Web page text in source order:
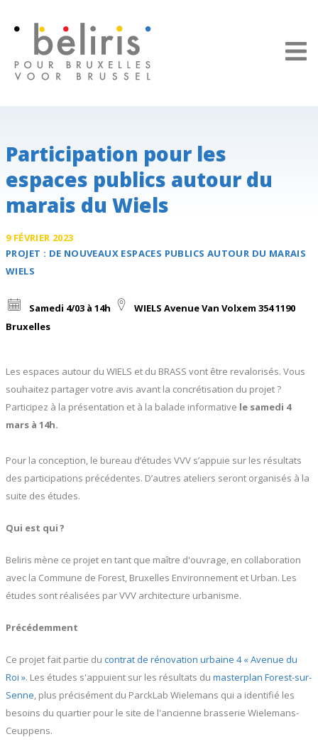
Participation pour les
espaces publics autour du
marais du Wiels
9 FÉVRIER 2023
PROJET : DE NOUVEAUX ESPACES PUBLICS AUTOUR DU MARAIS
WIELS
Samedi 4/03 à 14h
WIELS Avenue Van Volxem 354 1190
Bruxelles
Les espaces autour du WIELS et du BRASS vont être revalorisés. Vous
souhaitez partager votre avis avant la concrétisation du projet ?
Participez à la présentation et à la balade informative le samedi 4
mars à 14h.
Pour la conception, le bureau d’études VVV s’appuie sur les résultats
des participations précédentes. D’autres ateliers seront organisés à la
suite des études.
Qui est qui ?
Beliris mène ce projet en tant que maître d'ouvrage, en collaboration
avec la Commune de Forest, Bruxelles Environnement et Urban. Les
études sont réalisées par VVV architecture urbanisme.
Précédemment
Ce projet fait partie du contrat de rénovation urbaine 4 « Avenue du
Roi ». Les études s'appuient sur les résultats du masterplan Forest-sur-
Senne, plus précisément du ParckLab Wielemans qui a identifié les
besoins du quartier pour le site de l'ancienne brasserie Wielemans-
Ceuppens.